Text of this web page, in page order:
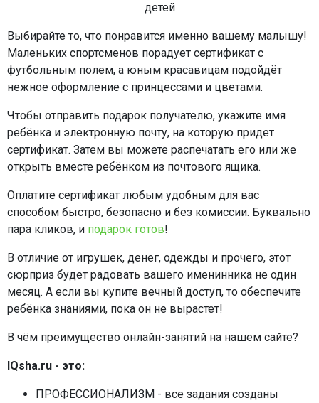
Выбирайте то, что понравится именно вашему малышу!
Маленьких спортсменов порадует сертификат с
футбольным полем, а юным красавицам подойдёт
нежное оформление с принцессами и цветами.
Чтобы отправить подарок получателю, укажите имя
ребёнка и электронную почту, на которую придет
сертификат. Затем вы можете распечатать его или же
открыть вместе ребёнком из почтового ящика.
Оплатите сертификат любым удобным для вас
способом быстро, безопасно и без комиссии. Буквально
пара кликов, и подарок готов!
В отличие от игрушек, денег, одежды и прочего, этот
сюрприз будет радовать вашего именинника не один
месяц. А если вы купите вечный доступ, то обеспечите
ребёнка знаниями, пока он не вырастет!
В чём преимущество онлайн-занятий на нашем сайте?
IQsha.ru - это:
ПРОФЕССИОНАЛИЗМ - все задания созданы